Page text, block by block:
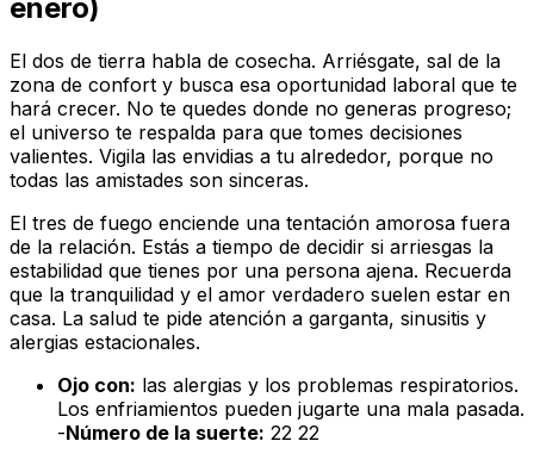
enero)
El dos de tierra habla de cosecha. Arriésgate, sal de la
zona de confort y busca esa oportunidad laboral que te
hará crecer. No te quedes donde no generas progreso;
el universo te respalda para que tomes decisiones
valientes. Vigila las envidias a tu alrededor, porque no
todas las amistades son sinceras.
El tres de fuego enciende una tentación amorosa fuera
de la relación. Estás a tiempo de decidir si arriesgas la
estabilidad que tienes por una persona ajena. Recuerda
que la tranquilidad y el amor verdadero suelen estar en
casa. La salud te pide atención a garganta, sinusitis y
alergias estacionales.
Ojo con: las alergias y los problemas respiratorios.
Los enfriamientos pueden jugarte una mala pasada.
-Número de la suerte: 22 22